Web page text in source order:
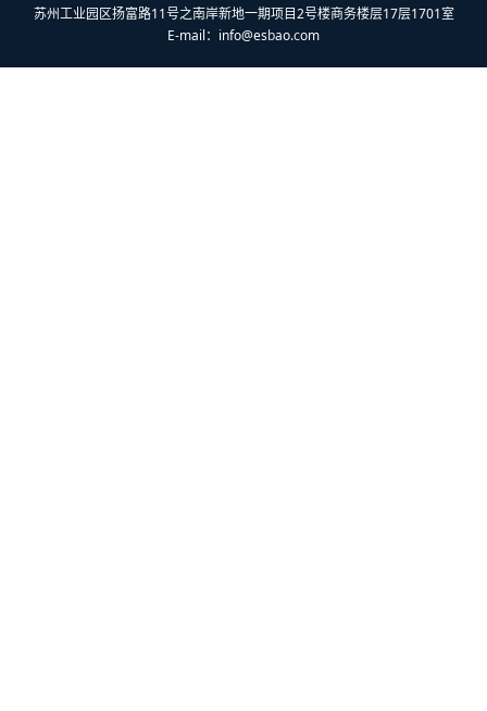
苏州工业园区扬富路11号之南岸新地一期项目2号楼商务楼层17层1701室
E-mail： info@esbao.com